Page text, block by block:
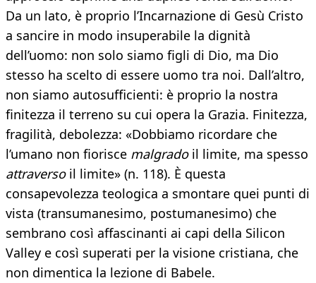
Da un lato, è proprio l’Incarnazione di Gesù Cristo
a sancire in modo insuperabile la dignità
dell’uomo: non solo siamo figli di Dio, ma Dio
stesso ha scelto di essere uomo tra noi. Dall’altro,
non siamo autosufficienti: è proprio la nostra
finitezza il terreno su cui opera la Grazia. Finitezza,
fragilità, debolezza: «Dobbiamo ricordare che
l’umano non fiorisce malgradoil limite, ma spesso
attraversoil limite» (n. 118). È questa
consapevolezza teologica a smontare quei punti di
vista (transumanesimo, postumanesimo) che
sembrano così affascinanti ai capi della Silicon
Valley e così superati per la visione cristiana, che
non dimentica la lezione di Babele.